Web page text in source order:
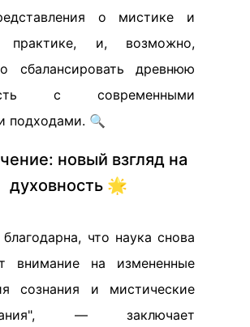
о мистике и
практике, и, возможно,
сбалансировать древнюю
с современными
подходами. 🔍
новый взгляд на
духовность 🌟
что наука снова
внимание на измененные
сознания и мистические
— заключает